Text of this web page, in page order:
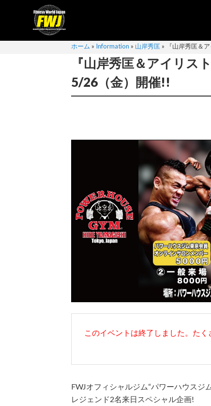
ホーム » Information » 山岸秀匡 » 『山岸秀匡＆
『山岸秀匡＆アイリス
5/26（金）開催!!
このイベントは終了しました。た
FWJオフィシャルジム“パワーハウスジ
レジェンド2名来日スペシャル企画!